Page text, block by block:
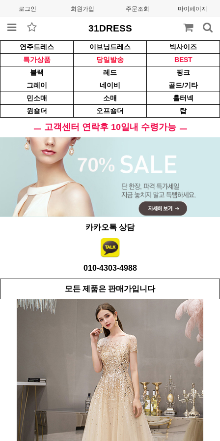
로그인 회원가입 주문조회 마이페이지
31DRESS
연주드레스 이브닝드레스
빅사이즈
특가상품
당일발송
BEST
블랙
레드
핑크
그레이
네이비
골드/기타
민소매
소매
홀터넥
원숄더
오프숄더 탑
ㅡ 고객센터 연락후 10일내 수령가능 ㅡ
카카오톡 상담
010-4303-4988
모든 제품은 판매가입니다